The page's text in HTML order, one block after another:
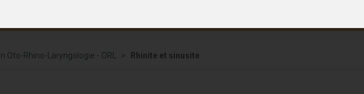
Oto-Rhino-Laryngologie - ORL Rhinite et sinusite